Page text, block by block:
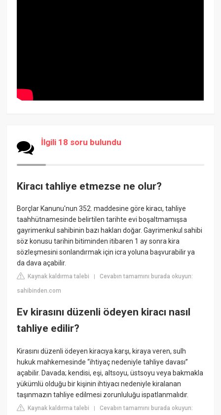
İlgili 18 soru bulundu
Kiracı tahliye etmezse ne olur?
Borçlar Kanunu'nun 352. maddesine göre kiracı, tahliye
taahhütnamesinde belirtilen tarihte evi boşaltmamışsa
gayrimenkul sahibinin bazı hakları doğar. Gayrimenkul sahibi
söz konusu tarihin bitiminden itibaren 1 ay sonra kira
sözleşmesini sonlandırmak için icra yoluna başvurabilir ya
da dava açabilir.
Kaynak kaldırma talebi |Cevabın tamamını burada okuyun:
sahibinden.com
Ev kirasını düzenli ödeyen kiracı nasıl
tahliye edilir?
Kirasını düzenli ödeyen kiracıya karşı, kiraya veren, sulh
hukuk mahkemesinde “ihtiyaç nedeniyle tahliye davası”
açabilir. Davada; kendisi, eşi, altsoyu, üstsoyu veya bakmakla
yükümlü olduğu bir kişinin ihtiyacı nedeniyle kiralanan
taşınmazın tahliye edilmesi zorunluluğu ispatlanmalıdır.
Kaynak kaldırma talebi |Cevabın tamamını burada okuyun: